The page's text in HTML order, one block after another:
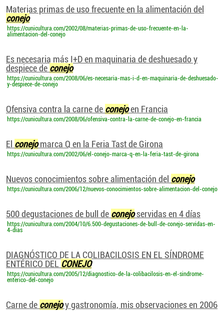
Materias primas de uso frecuente en la alimentación del
conejo
https://cunicultura.com/2002/08/materias-primas-de-uso-frecuente-en-la-
alimentacion-del-conejo
Es necesaria más I+D en maquinaria de deshuesado y
despiece de conejo
https://cunicultura.com/2008/06/es-necesaria-mas-i-d-en-maquinaria-de-deshuesado-
y-despiece-de-conejo
Ofensiva contra la carne de conejoen Francia
https://cunicultura.com/2008/06/ofensiva-contra-la-carne-de-conejo-en-francia
El conejomarca Q en la Feria Tast de Girona
https://cunicultura.com/2002/06/el-conejo-marca-q-en-la-feria-tast-de-girona
Nuevos conocimientos sobre alimentación del conejo
https://cunicultura.com/2006/12/nuevos-conocimientos-sobre-alimentacion-del-conejo
500 degustaciones de bull de conejoservidas en 4 días
https://cunicultura.com/2004/10/6.500-degustaciones-de-bull-de-conejo-servidas-en-
4-dias
DIAGNÓSTICO DE LA COLIBACILOSIS EN EL SÍNDROME
ENTÉRICO DEL CONEJO
https://cunicultura.com/2005/12/diagnostico-de-la-colibacilosis-en-el-sindrome-
enterico-del-conejo
Carne de conejoy gastronomía, mis observaciones en 2006